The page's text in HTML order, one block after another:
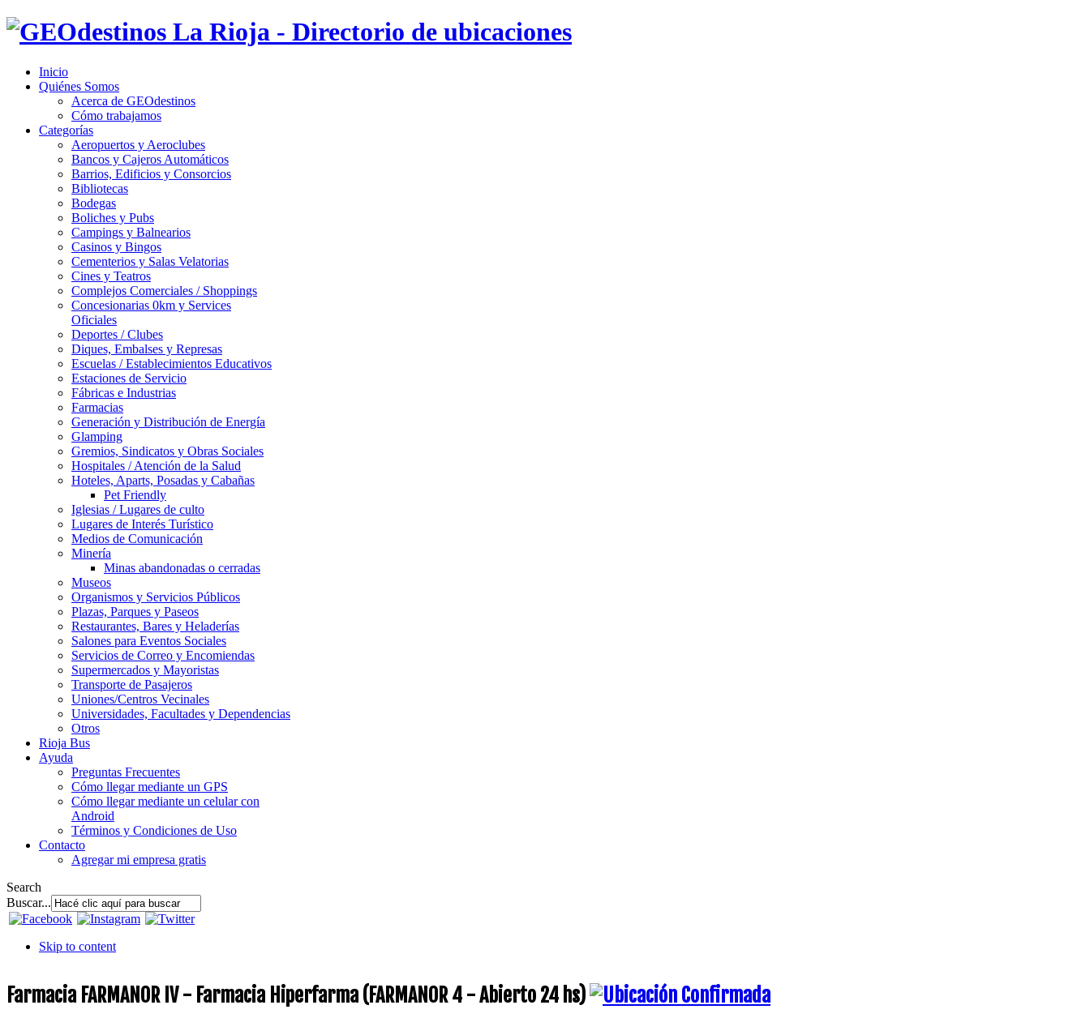
Inicio
Quiénes Somos
Acerca de GEOdestinos
Cómo trabajamos
Categorías
Aeropuertos y Aeroclubes
Bancos y Cajeros Automáticos
Barrios, Edificios y Consorcios
Bibliotecas
Bodegas
Boliches y Pubs
Campings y Balnearios
Casinos y Bingos
Cementerios y Salas Velatorias
Cines y Teatros
Complejos Comerciales / Shoppings
Concesionarias 0km y Services
Oficiales
Deportes / Clubes
Diques, Embalses y Represas
Escuelas / Establecimientos Educativos
Estaciones de Servicio
Fábricas e Industrias
Farmacias
Generación y Distribución de Energía
Glamping
Gremios, Sindicatos y Obras Sociales
Hospitales / Atención de la Salud
Hoteles, Aparts, Posadas y Cabañas
Pet Friendly
Iglesias / Lugares de culto
Lugares de Interés Turístico
Medios de Comunicación
Minería
Minas abandonadas o cerradas
Museos
Organismos y Servicios Públicos
Plazas, Parques y Paseos
Restaurantes, Bares y Heladerías
Salones para Eventos Sociales
Servicios de Correo y Encomiendas
Supermercados y Mayoristas
Transporte de Pasajeros
Uniones/Centros Vecinales
Universidades, Facultades y Dependencias
Otros
Rioja Bus
Ayuda
Preguntas Frecuentes
Cómo llegar mediante un GPS
Cómo llegar mediante un celular con
Android
Términos y Condiciones de Uso
Contacto
Agregar mi empresa gratis
Search
Buscar...
Skip to content
Farmacia FARMANOR IV - Farmacia Hiperfarma (FARMANOR 4 - Abierto 24 hs)